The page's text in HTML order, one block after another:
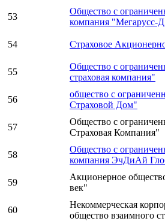
53
Общество с
компания "Мегарусс-
54 Страховое
55
Общество с
страховая компания"
56
общество с
Страховой Дом"
57
Общество с
Страховая Компания"
58
Общество с
компания ЭчДиАй
59
Акционерное
век"
60
Некоммерческая
общество взаимного